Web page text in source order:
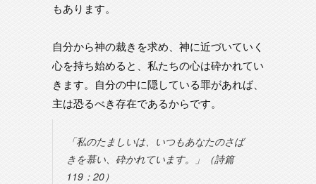
もあります。
自分から神の裁きを求め、神に近づいていく
心を持ち始めると、私たちの心は砕かれてい
きます。自分の中に隠している罪があれば、
主は恐るべき存在であるからです。
「私のたましいは、いつもあなたのさば
きを慕い、砕かれています。」（詩篇
119：20）